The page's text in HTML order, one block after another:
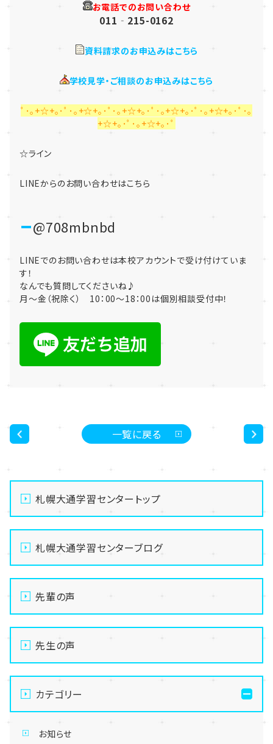
お電話でのお問い合わせ
011‐215-0162
資料請求のお申込みはこちら
学校見学・ご相談のお申込みはこちら
ﾟ･｡+☆+｡･ﾟ･｡+☆+｡･ﾟ･｡+☆+｡･ﾟ･｡+☆+｡･ﾟ･｡+☆+｡･ﾟ･｡
+☆+｡･ﾟ･｡+☆+｡･ﾟ
☆ライン
LINEからのお問い合わせはこちら
@708mbnbd
LINEでのお問い合わせは本校アカウントで受け付けていま
す！
なんでも質問してくださいね♪
月～金（祝除く） 10：00～18：00は個別相談受付中！
一覧に戻る
札幌大通学習センタートップ
札幌大通学習センターブログ
先輩の声
先生の声
カテゴリー
お知らせ